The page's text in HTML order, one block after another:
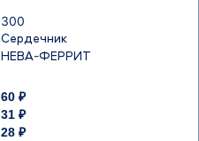
300
Сердечник
НЕВА-ФЕРРИТ
60 ₽
31 ₽
28 ₽